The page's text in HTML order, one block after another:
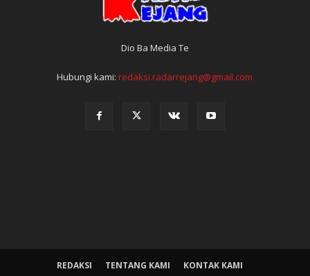
Dio Ba Media Te
Hubungi kami:redaksi.radarrejang@gmail.com
REDAKSI TENTANG KAMI
KONTAK KAMI